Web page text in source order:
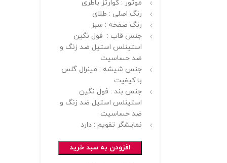
موتور : کوارتز باطری
رنگ اصلی : طلای
رنگ صفحه : سبز
جنس قاب : فول نگین
استینلس استیل ضد زنگ و
ضد حساسیت
جنس شیشه : مینرال گلس
با کیفیت
جنس بند : فول نگین
استینلس استیل ضد زنگ و
ضد حساسیت
نمایشگر تقویم : دارد
افزودن به سبد خرید